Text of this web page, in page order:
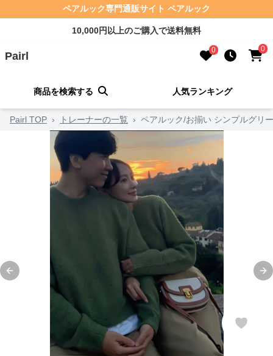
ペアルック専門通販サイト ペアルック
10,000円以上のご購入で送料無料
Pairl 0 0
商品を検索する 人気ランキング
Pairl TOP › トレーナーの一覧 › ペアルック/お揃い シンプルグリ
Previous slide